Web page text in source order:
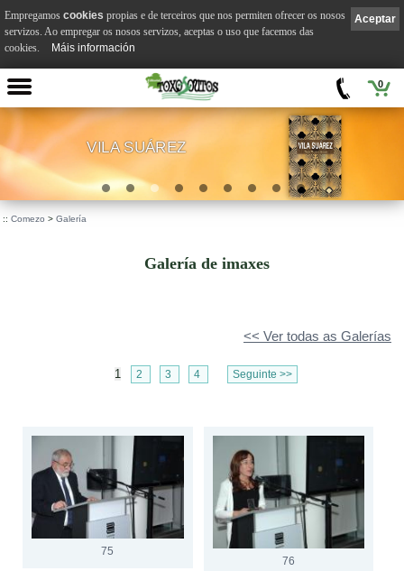
0
VILA SUÁREZ
:: Comezo > Galería
Galería de imaxes
<< Ver todas as Galerías
1 2 3 4 Seguinte >>
75
76
Aceptar
Empregamos cookies propias e de terceiros que nos permiten ofrecer os nosos
servizos. Ao empregar os nosos servizos, aceptas o uso que facemos das
cookies.
Máis información